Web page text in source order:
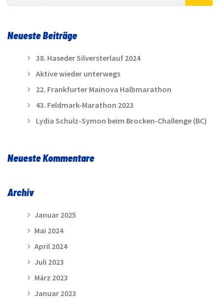
Neueste Beiträge
38. Haseder Silversterlauf 2024
Aktive wieder unterwegs
22. Frankfurter Mainova Halbmarathon
43. Feldmark-Marathon 2023
Lydia Schulz-Symon beim Brocken-Challenge (BC)
Neueste Kommentare
Archiv
Januar 2025
Mai 2024
April 2024
Juli 2023
März 2023
Januar 2023